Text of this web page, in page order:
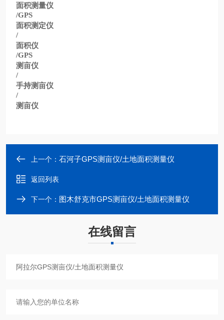
面积测量仪
/GPS
面积测定仪
/
面积仪
/GPS
测亩仪
/
手持测亩仪
/
测亩仪
上一个： 石河子GPS测亩仪/土地面积测量仪
返回列表
下一个： 图木舒克市GPS测亩仪/土地面积测量仪
在线留言